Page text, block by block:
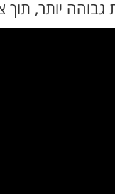
יותר, תוך